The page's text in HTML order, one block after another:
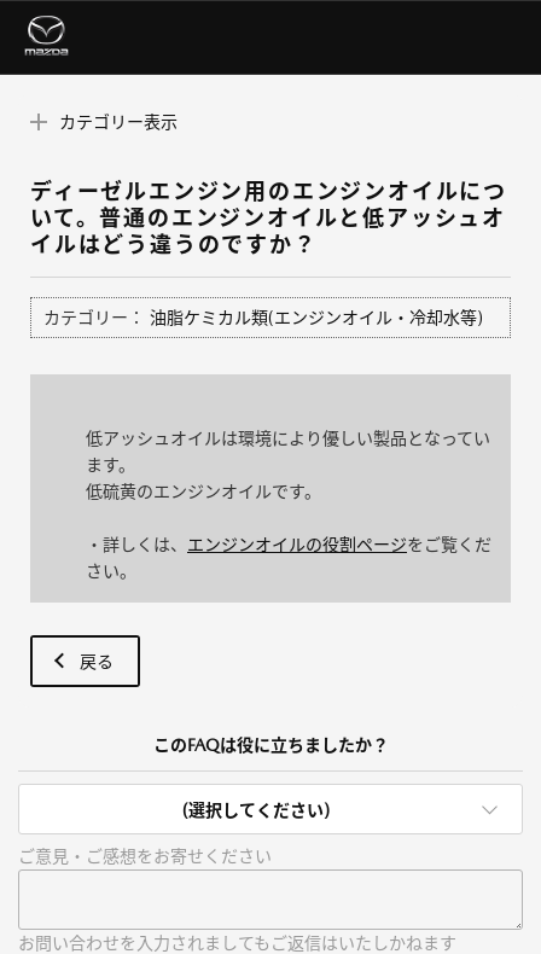
カテゴリー表示
ディーゼルエンジン用のエンジンオイルにつ
いて。普通のエンジンオイルと低アッシュオ
イルはどう違うのですか？
カテゴリー： 油脂ケミカル類(エンジンオイル・冷却水等)
低アッシュオイルは環境により優しい製品となってい
ます。
低硫黄のエンジンオイルです。
・詳しくは、 エンジンオイルの役割ページをご覧くだ
さい。
戻る
このFAQは役に立ちましたか？
(選択してください)
ご意見・ご感想をお寄せください
お問い合わせを入力されましてもご返信はいたしかねます